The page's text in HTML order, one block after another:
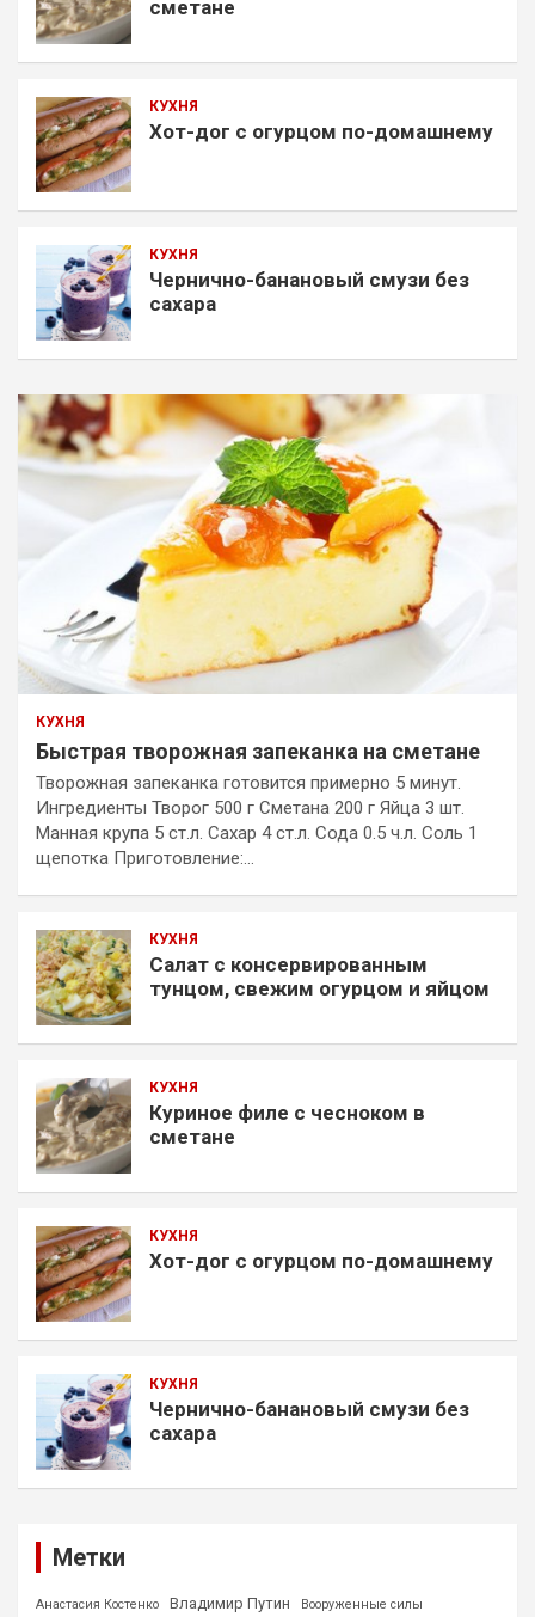
сметане
КУХНЯ
Хот-дог с огурцом по-домашнему
КУХНЯ
Чернично-банановый смузи без
сахара
КУХНЯ
Быстрая творожная запеканка на сметане
Творожная запеканка готовится примерно 5 минут.
Ингредиенты Творог 500 г Сметана 200 г Яйца 3 шт.
Манная крупа 5 ст.л. Сахар 4 ст.л. Сода 0.5 ч.л. Соль 1
щепотка Приготовление:…
КУХНЯ
Салат с консервированным
тунцом, свежим огурцом и яйцом
КУХНЯ
Куриное филе с чесноком в
сметане
КУХНЯ
Хот-дог с огурцом по-домашнему
КУХНЯ
Чернично-банановый смузи без
сахара
Метки
Анастасия Костенко Владимир Путин Вооруженные силы